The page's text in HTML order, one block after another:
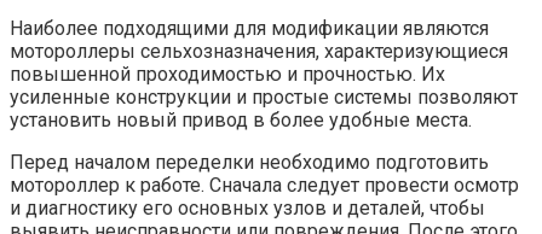
Наиболее подходящими для модификации являются
мотороллеры сельхозназначения, характеризующиеся
повышенной проходимостью и прочностью. Их
усиленные конструкции и простые системы позволяют
установить новый привод в более удобные места.
Перед началом переделки необходимо подготовить
мотороллер к работе. Сначала следует провести осмотр
и диагностику его основных узлов и деталей, чтобы